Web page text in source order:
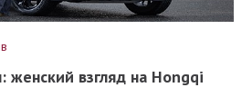
взгляд на Hongqi